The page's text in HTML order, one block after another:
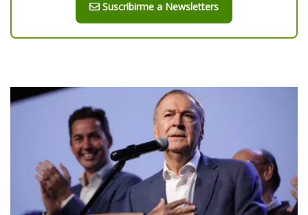
Suscribirme a Newsletters